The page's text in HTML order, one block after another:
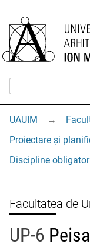
UAUIM →
Proiectare și
Discipline
Facultatea de
UP-6